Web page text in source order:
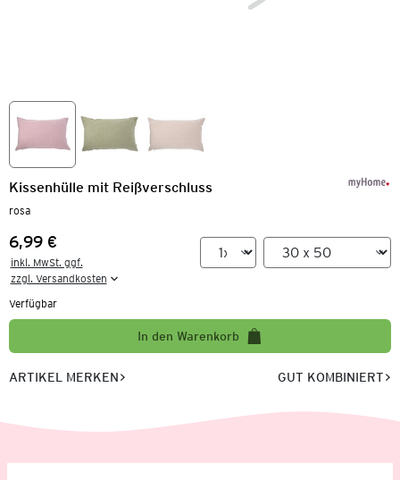
Kissenhülle mit Reißverschluss
rosa
Preis:
6,99 €
inkl. MwSt. ggf.
zzgl. Versandkosten
Verfügbar
In den Warenkorb
ARTIKEL MERKEN GUT KOMBINIERT